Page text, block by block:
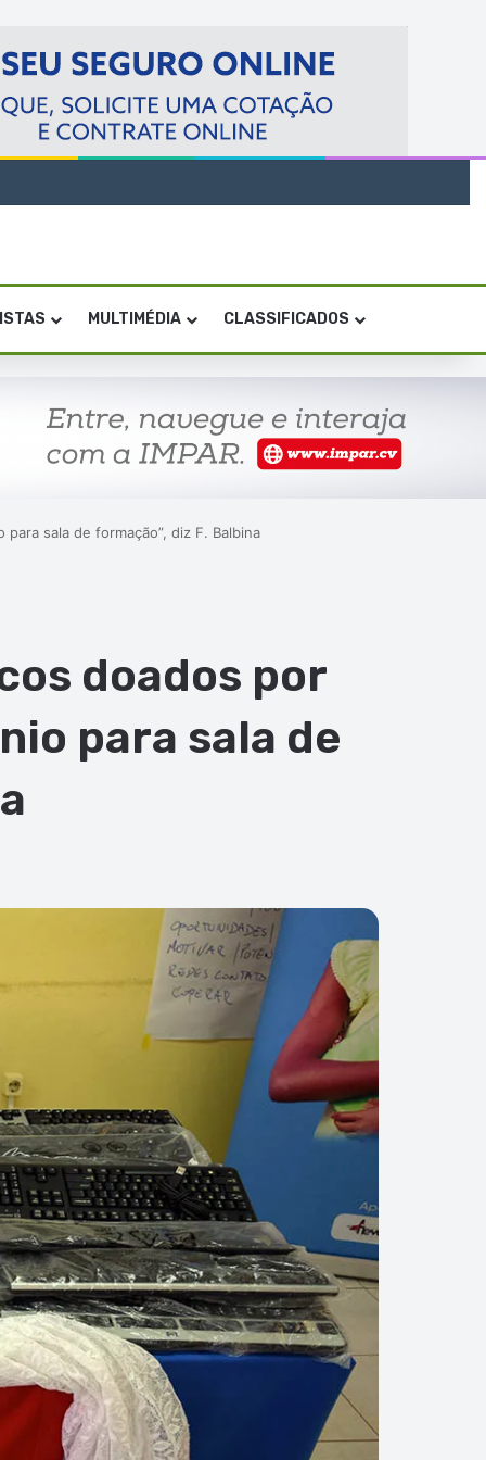
MULTIMÉDIA CLASSIFICADOS
sala de formação”, diz F. Balbina
doados por
para sala de